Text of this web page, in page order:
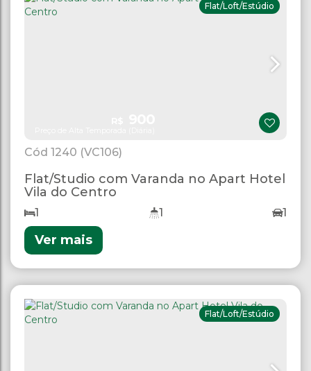
1240 (VC106)
Flat/Loft/Estúdio
Flat/Studio com Varanda no Apart Hotel
Vila do Centro
1 1 1
Ver mais
Flat/Loft/Estúdio